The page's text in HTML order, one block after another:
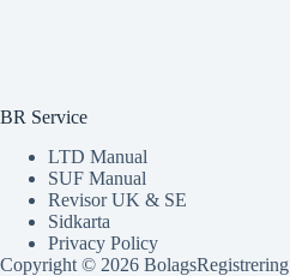
BR Service
LTD Manual
SUF Manual
Revisor UK & SE
Sidkarta
Privacy Policy
Copyright © 2026 BolagsRegistrering